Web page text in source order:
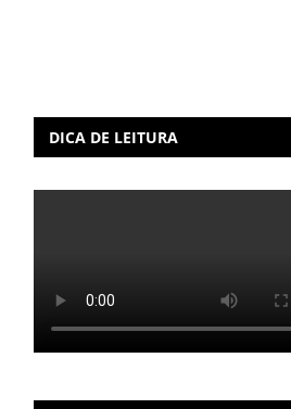
DICA DE LEITURA